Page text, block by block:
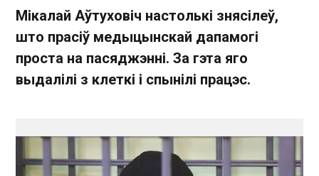
Мікалай Аўтуховіч настолькі знясілеў,
што прасіў медыцынскай дапамогі
проста на пасяджэнні. За гэта яго
выдалілі з клеткі і спынілі працэс.